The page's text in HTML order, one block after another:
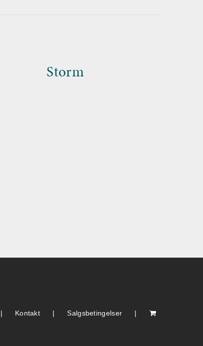
Storm
Kontakt Salgsbetingelser